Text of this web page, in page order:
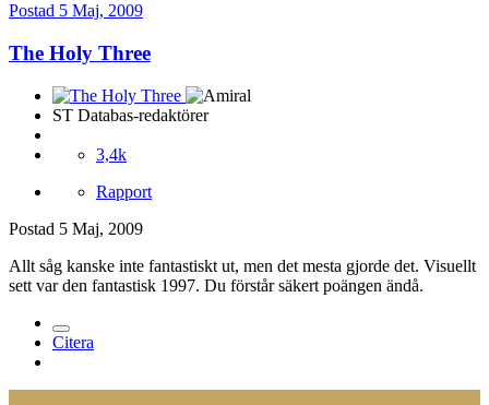
Postad 5 Maj, 2009
The Holy Three
ST Databas-redaktörer
3,4k
Rapport
Postad 5 Maj, 2009
Allt såg kanske inte fantastiskt ut, men det mesta gjorde det. Visuellt
sett var den fantastisk 1997. Du förstår säkert poängen ändå.
Citera